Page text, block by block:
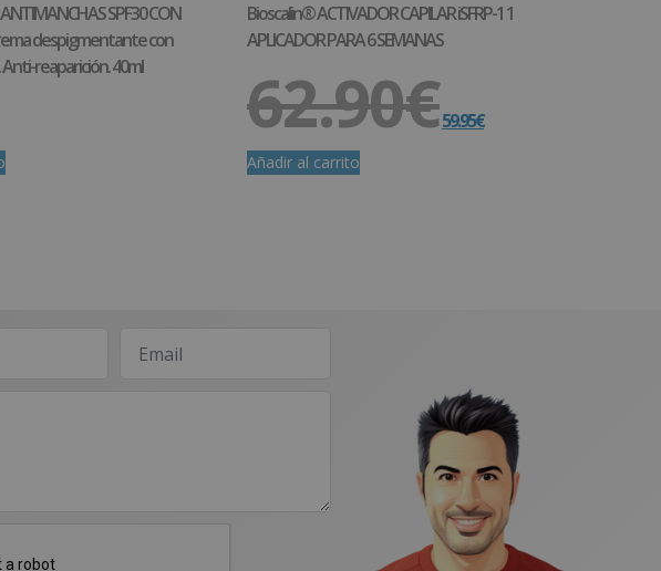
SPF30 CON
despigmentante con
reaparición. 40ml
Bioscalin® ACTIVADOR CAPILAR iSFRP-1 1
APLICADOR PARA 6 SEMANAS
62.90€59.95€
Añadir al carrito